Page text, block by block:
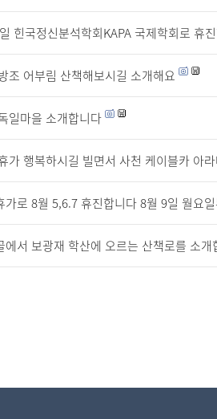
힌국정신분석학회KAPA 국제학회로 휴
조 어부림 산책해보시길 소개해요
일마을 소개합니다
가 행복하시길 빌면서 사천 케이블카 아
가로 8월 5,6.7 휴진합니다 8월 9일 월요
에서 보광재 학산에 오르는 산책로를 소개